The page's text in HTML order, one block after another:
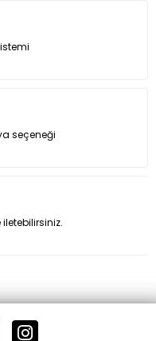
seçeneği
iletebilirsiniz.